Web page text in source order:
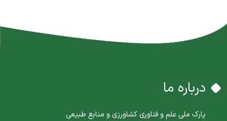
درباره ما
پارک ملی علم و فناوری کشاورزی و منابع طبیعی